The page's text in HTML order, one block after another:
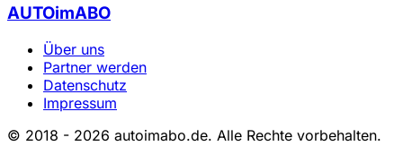
AUTOimABO
Über uns
Partner werden
Datenschutz
Impressum
© 2018 - 2026 autoimabo.de. Alle Rechte vorbehalten.